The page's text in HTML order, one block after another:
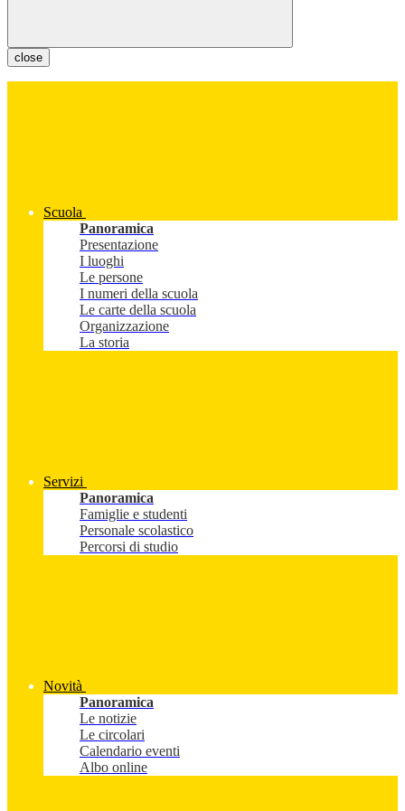
close
Scuola
Panoramica
Presentazione
I luoghi
Le persone
I numeri della scuola
Le carte della scuola
Organizzazione
La storia
Servizi
Panoramica
Famiglie e studenti
Personale scolastico
Percorsi di studio
Novità
Panoramica
Le notizie
Le circolari
Calendario eventi
Albo online